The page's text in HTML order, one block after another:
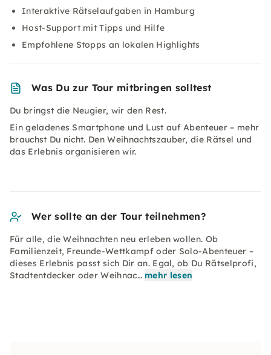
Interaktive Rätselaufgaben in Hamburg
Host-Support mit Tipps und Hilfe
Empfohlene Stopps an lokalen Highlights
Was Du zur Tour mitbringen solltest
Du bringst die Neugier, wir den Rest.
Ein geladenes Smartphone und Lust auf Abenteuer – mehr
brauchst Du nicht. Den Weihnachtszauber, die Rätsel und
das Erlebnis organisieren wir.
Wer sollte an der Tour teilnehmen?
Für alle, die Weihnachten neu erleben wollen. Ob
Familienzeit, Freunde-Wettkampf oder Solo-Abenteuer –
dieses Erlebnis passt sich Dir an. Egal, ob Du Rätselprofi,
Stadtentdecker oder Weihnac… mehr lesen